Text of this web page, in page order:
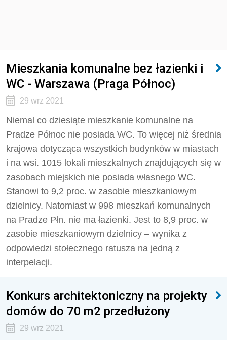
Mieszkania komunalne bez łazienki i
WC - Warszawa (Praga Północ)
29 wrz 2021
Niemal co dziesiąte mieszkanie komunalne na
Pradze Północ nie posiada WC. To więcej niż średnia
krajowa dotycząca wszystkich budynków w miastach
i na wsi. 1015 lokali mieszkalnych znajdujących się w
zasobach miejskich nie posiada własnego WC.
Stanowi to 9,2 proc. w zasobie mieszkaniowym
dzielnicy. Natomiast w 998 mieszkań komunalnych
na Pradze Płn. nie ma łazienki. Jest to 8,9 proc. w
zasobie mieszkaniowym dzielnicy – wynika z
odpowiedzi stołecznego ratusza na jedną z
interpelacji.
Konkurs architektoniczny na projekty
domów do 70 m2 przedłużony
29 wrz 2021